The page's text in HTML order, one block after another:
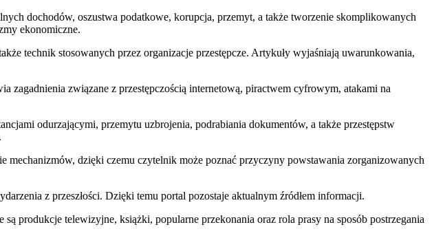
dochodów, oszustwa podatkowe, korupcja, przemyt, a także tworzenie skomplikowanych
ekonomiczne.
technik stosowanych przez organizacje przestępcze. Artykuły wyjaśniają uwarunkowania,
zagadnienia związane z przestępczością internetową, piractwem cyfrowym, atakami na
odurzającymi, przemytu uzbrojenia, podrabiania dokumentów, a także przestępstw
mechanizmów, dzięki czemu czytelnik może poznać przyczyny powstawania zorganizowanych
z przeszłości. Dzięki temu portal pozostaje aktualnym źródłem informacji.
produkcje telewizyjne, książki, popularne przekonania oraz rola prasy na sposób postrzegania